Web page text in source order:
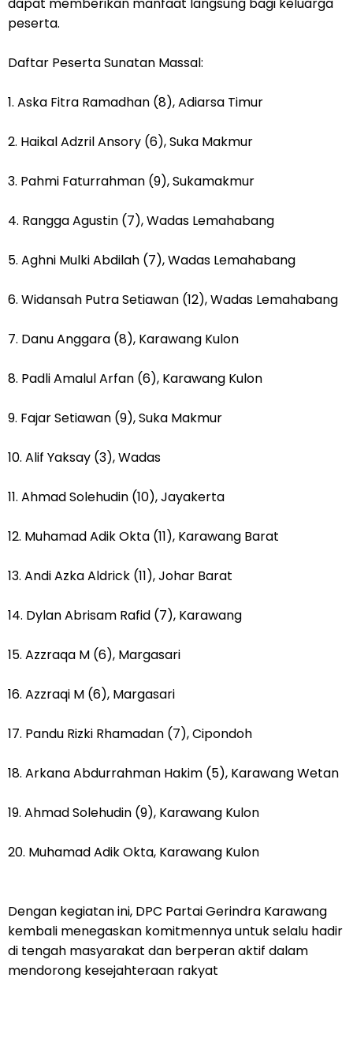
dapat memberikan manfaat langsung bagi keluarga
peserta.
‎Daftar Peserta Sunatan Massal:
‎1. Aska Fitra Ramadhan (8), Adiarsa Timur
‎2. Haikal Adzril Ansory (6), Suka Makmur
‎3. Pahmi Faturrahman (9), Sukamakmur
‎4. Rangga Agustin (7), Wadas Lemahabang
‎5. Aghni Mulki Abdilah (7), Wadas Lemahabang
‎6. Widansah Putra Setiawan (12), Wadas Lemahabang
‎7. Danu Anggara (8), Karawang Kulon
‎8. Padli Amalul Arfan (6), Karawang Kulon
‎9. Fajar Setiawan (9), Suka Makmur
‎10. Alif Yaksay (3), Wadas
‎11. Ahmad Solehudin (10), Jayakerta
‎12. Muhamad Adik Okta (11), Karawang Barat
‎13. Andi Azka Aldrick (11), Johar Barat
‎14. Dylan Abrisam Rafid (7), Karawang
‎15. Azzraqa M (6), Margasari
‎16. Azzraqi M (6), Margasari
‎17. Pandu Rizki Rhamadan (7), Cipondoh
‎18. Arkana Abdurrahman Hakim (5), Karawang Wetan
‎19. Ahmad Solehudin (9), Karawang Kulon
‎20. Muhamad Adik Okta, Karawang Kulon
‎Dengan kegiatan ini, DPC Partai Gerindra Karawang
kembali menegaskan komitmennya untuk selalu hadir
di tengah masyarakat dan berperan aktif dalam
mendorong kesejahteraan rakyat